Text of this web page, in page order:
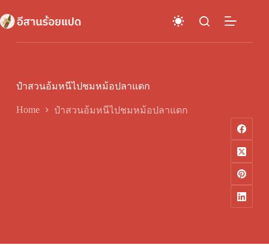
to
content
ป๋าสวนอ้มหนีไปชมหม้อปลาแดก
Home ป๋าสวนอ้มหนีไปชมหม้อปลาแดก